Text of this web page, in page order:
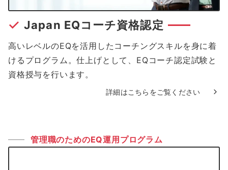
Japan EQコーチ資格認定
高いレベルのEQを活用したコーチングスキルを身に着
けるプログラム。仕上げとして、EQコーチ認定試験と
資格授与を行います。
詳細はこちらをご覧ください
管理職のためのEQ運用プログラム